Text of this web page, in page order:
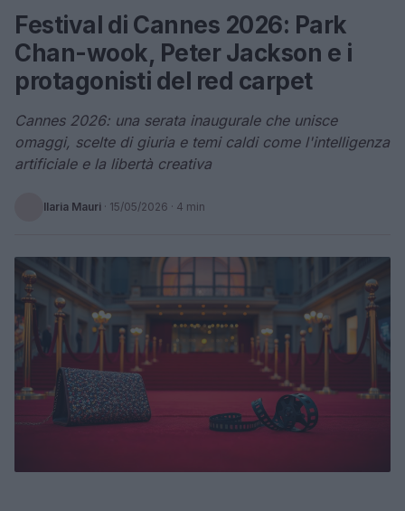
Festival di Cannes 2026: Park
Chan-wook, Peter Jackson e i
protagonisti del red carpet
Cannes 2026: una serata inaugurale che unisce
omaggi, scelte di giuria e temi caldi come l'intelligenza
artificiale e la libertà creativa
Ilaria Mauri · 15/05/2026 · 4 min